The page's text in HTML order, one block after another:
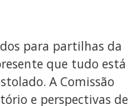
para partilhas da
que tudo está
A Comissão
e perspectivas de